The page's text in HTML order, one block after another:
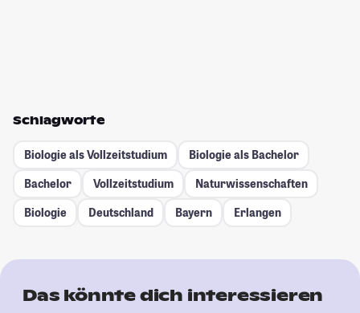
Schlagworte
Biologie als Vollzeitstudium
Biologie als Bachelor
Bachelor
Vollzeitstudium
Naturwissenschaften
Biologie
Deutschland Bayern Erlangen
Das könnte dich interessieren